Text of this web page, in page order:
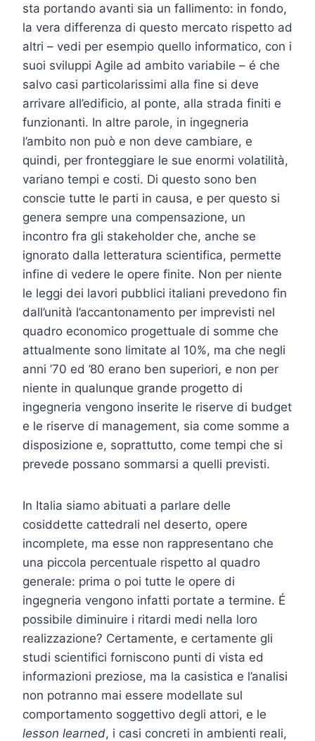
sta portando avanti sia un fallimento: in fondo,
la vera differenza di questo mercato rispetto ad
altri – vedi per esempio quello informatico, con i
suoi sviluppi Agile ad ambito variabile – é che
salvo casi particolarissimi alla fine si deve
arrivare all’edificio, al ponte, alla strada finiti e
funzionanti. In altre parole, in ingegneria
l’ambito non può e non deve cambiare, e
quindi, per fronteggiare le sue enormi volatilità,
variano tempi e costi. Di questo sono ben
conscie tutte le parti in causa, e per questo si
genera sempre una compensazione, un
incontro fra gli stakeholder che, anche se
ignorato dalla letteratura scientifica, permette
infine di vedere le opere finite. Non per niente
le leggi dei lavori pubblici italiani prevedono fin
dall’unità l’accantonamento per imprevisti nel
quadro economico progettuale di somme che
attualmente sono limitate al 10%, ma che negli
anni ’70 ed ’80 erano ben superiori, e non per
niente in qualunque grande progetto di
ingegneria vengono inserite le riserve di budget
e le riserve di management, sia come somme a
disposizione e, soprattutto, come tempi che si
prevede possano sommarsi a quelli previsti.
In Italia siamo abituati a parlare delle
cosiddette cattedrali nel deserto, opere
incomplete, ma esse non rappresentano che
una piccola percentuale rispetto al quadro
generale: prima o poi tutte le opere di
ingegneria vengono infatti portate a termine. É
possibile diminuire i ritardi medi nella loro
realizzazione? Certamente, e certamente gli
studi scientifici forniscono punti di vista ed
informazioni preziose, ma la casistica e l’analisi
non potranno mai essere modellate sul
comportamento soggettivo degli attori, e le
lesson learned, i casi concreti in ambienti reali,